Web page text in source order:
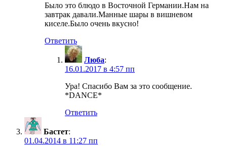
Было это блюдо в Восточной Германии.Нам на
завтрак давали.Манные шары в вишневом
киселе.Было очень вкусно!
Ответить
Люба:
16.01.2017 в 4:57 пп
Ура! Спасибо Вам за это сообщение.
*DANCE*
Ответить
Бастет:
01.04.2014 в 11:27 пп